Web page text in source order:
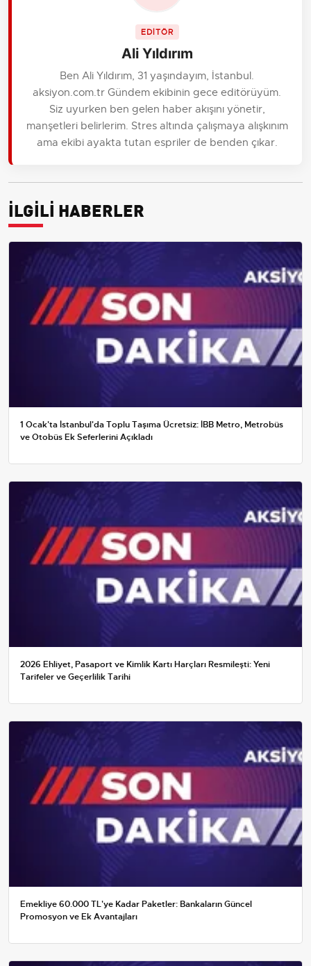
EDİTÖR
Ali Yıldırım
Ben Ali Yıldırım, 31 yaşındayım, İstanbul.
aksiyon.com.tr Gündem ekibinin gece editörüyüm.
Siz uyurken ben gelen haber akışını yönetir,
manşetleri belirlerim. Stres altında çalışmaya alışkınım
ama ekibi ayakta tutan espriler de benden çıkar.
İLGİLİ HABERLER
1 Ocak'ta İstanbul'da Toplu Taşıma Ücretsiz: İBB Metro, Metrobüs
ve Otobüs Ek Seferlerini Açıkladı
2026 Ehliyet, Pasaport ve Kimlik Kartı Harçları Resmileşti: Yeni
Tarifeler ve Geçerlilik Tarihi
Emekliye 60.000 TL'ye Kadar Paketler: Bankaların Güncel
Promosyon ve Ek Avantajları